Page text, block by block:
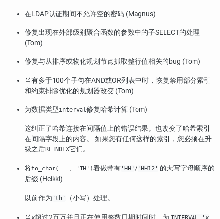
在LDAP认证期间不允许空的密码 (Magnus)
修复出现在外部级别聚合函数的参数中的子SELECT的处理
(Tom)
修复与从排序或物化规划节点抓取整行值相关的bug (Tom)
当有多于100个子句在AND或OR列表中时，恢复禁用部分索引
和约束排除优化的规划器改变 (Tom)
为数据类型interval修复哈希计算 (Tom)
这纠正了哈希连接在间隔值上的错误结果。也改变了哈希索引
在间隔字段上的内容。 如果您有任何这样的索引，您必须在升
级之后REINDEX它们。
将to_char(..., 'TH')看做带有 'HH' / 'HH12' 的大写字母顺序的
后缀 (Heikki)
以前作为 'th' （小写）处理。
当x超过2百万并且正在使用整数日期时间时，为 INTERVAL ' x